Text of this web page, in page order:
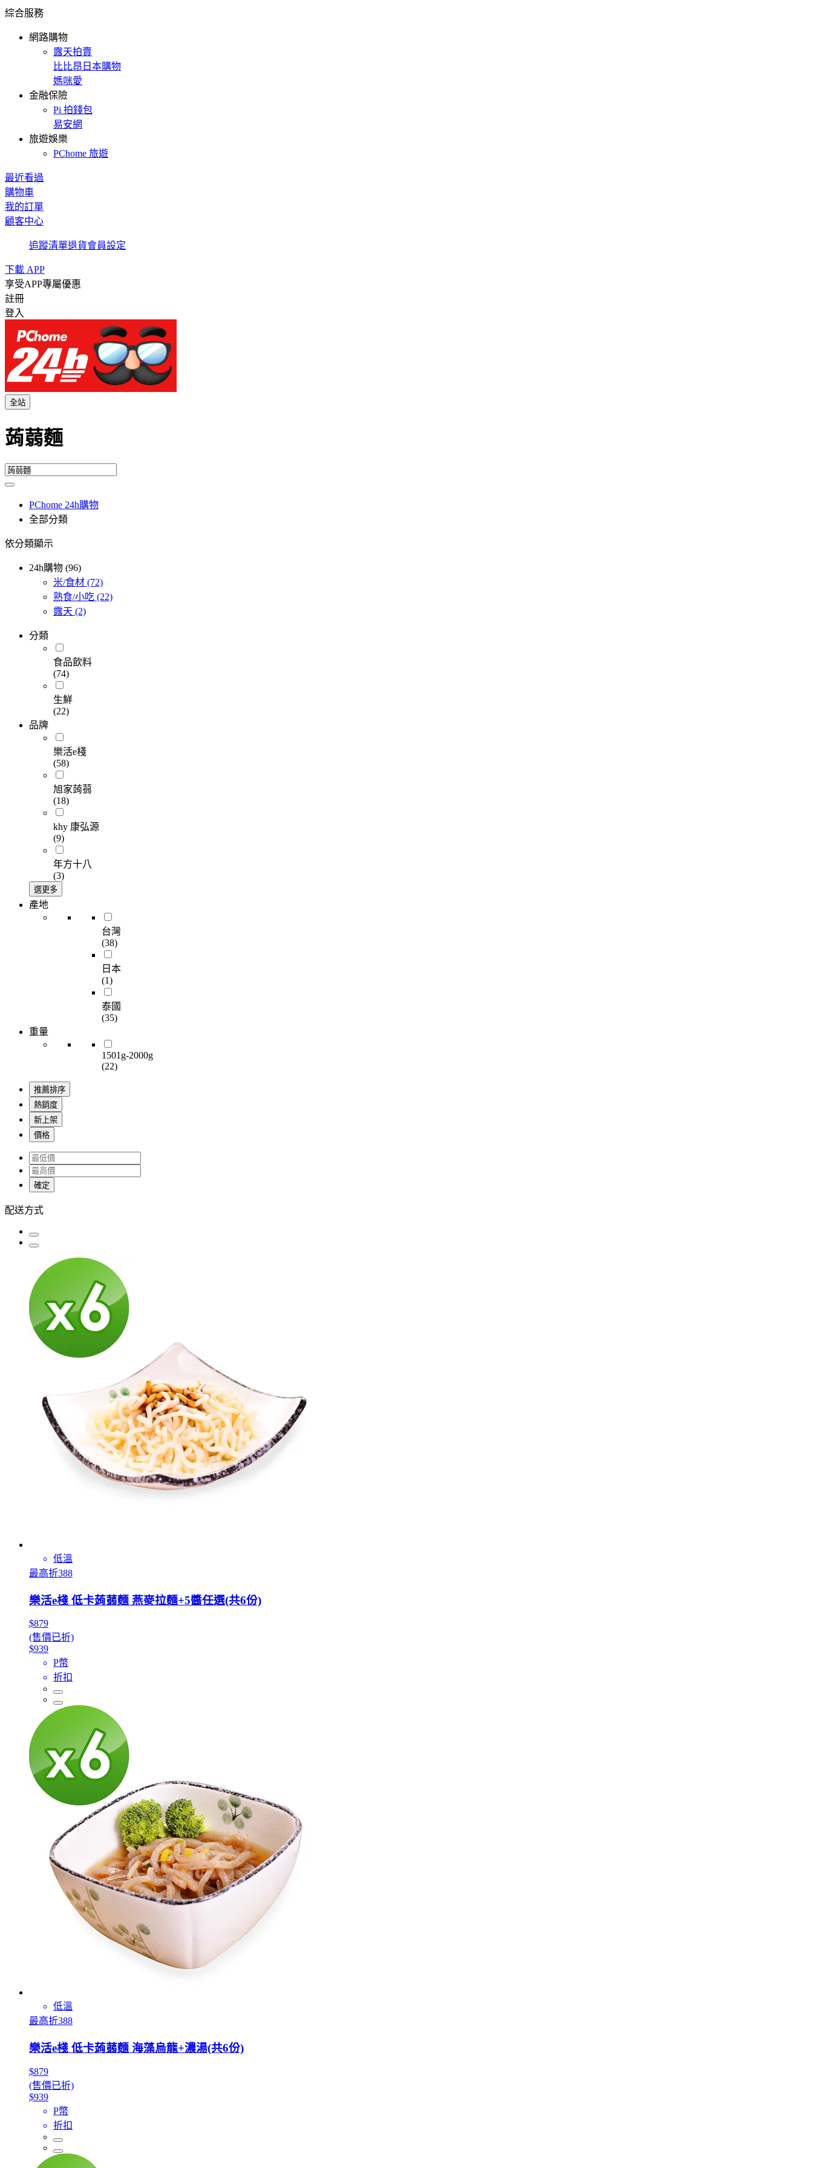
綜合服務
網路購物
露天拍賣
比比昂日本購物
媽咪愛
金融保險
Pi 拍錢包
易安網
旅遊娛樂
PChome 旅遊
最近看過
購物車
我的訂單
顧客中心
追蹤清單退貨會員設定
下載 APP
享受APP專屬優惠
註冊
登入
全站
蒟蒻麵
PChome 24h購物
全部分類
依分類顯示
24h購物 (96)
米/食材 (72)
熟食/小吃 (22)
露天 (2)
分類
食品飲料
(74)
生鮮
(22)
品牌
樂活e棧
(58)
旭家蒟蒻
(18)
khy 康弘源
(9)
年方十八
(3)
選更多
產地
台灣
(38)
日本
(1)
泰國
(35)
重量
1501g-2000g
(22)
推薦排序
熱銷度
新上架
價格
確定
配送方式
低溫
最高折388
樂活e棧 低卡蒟蒻麵 燕麥拉麵+5醬任選(共6份)
$879
(售價已折)
$939
P幣
折扣
低溫
最高折388
樂活e棧 低卡蒟蒻麵 海藻烏龍+濃湯(共6份)
$879
(售價已折)
$939
P幣
折扣